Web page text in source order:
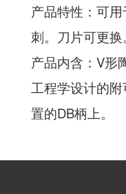
产品特性：可
刺。刀片可更换
产品内含：V形
工程学设计的
置的DB柄上。